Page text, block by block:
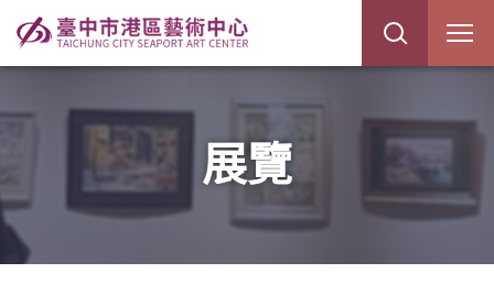
網
站
展覽